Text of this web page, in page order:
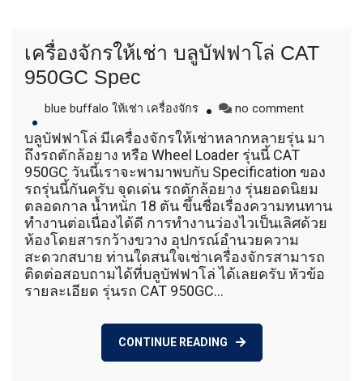
เครื่องจักรให้เช่า บลูบัฟฟาโล่ CAT
950GC Spec
blue buffalo ให้เช่า เครื่องจักร no commenton
ให้
บ
ลูบั
ฟฟา
โล่
950GC
Spec
บลูบัฟฟาโล่ มีเครื่องจักรให้เช่าหลากหลายรุ่น มา
ถึงรถตักล้อยาง หรือ Wheel Loader รุ่นนี้ CAT
950GC วันนี้เราจะพามาพบกับ Specification ของ
รถรุ่นนี้กันครับ จุดเด่น รถตักล้อยาง รุ่นยอดนิยม
ตลอดกาล น้ำหนัก 18 ตัน ขึ้นชื่อเรื่องความทนทาน
ทำงานต่อเนื่องได้ดี การทำงานว่องไวเป็นเลิศด้วย
ห้องโดยสารกว้างขวาง อุปกรณ์อำนวยความ
สะดวกสบาย ท่านใดสนใจเช่าเครื่องจักรสามารถ
ติดต่อสอบถามได้ที่บลูบัฟฟาโล่ ได้เลยครับ หัวข้อ
รายละเอียด รุ่นรถ CAT 950GC…
CONTINUE READING